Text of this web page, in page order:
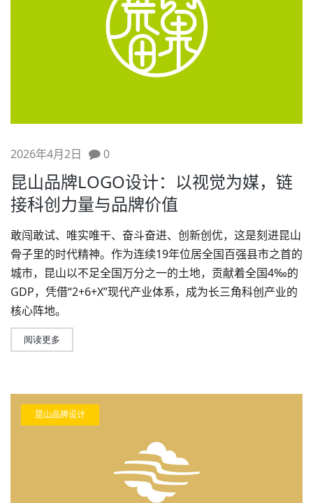
2026年4月2日 0
昆山品牌LOGO设计：以视觉为媒，链
接科创力量与品牌价值
敢闯敢试、唯实唯干、奋斗奋进、创新创优，这是刻进昆山
骨子里的时代精神。作为连续19年位居全国百强县市之首的
城市，昆山以不足全国万分之一的土地，贡献着全国4‰的
GDP，凭借“2+6+X”现代产业体系，成为长三角科创产业的
核心阵地。
阅读更多
昆山品牌设计